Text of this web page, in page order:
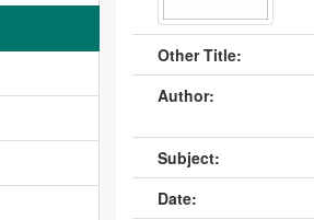
Other Title:
Author:
Subject:
Date: